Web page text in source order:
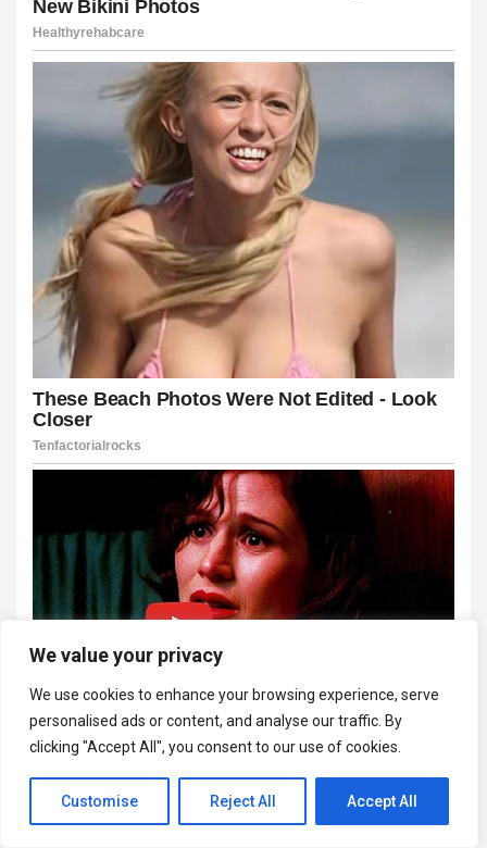
We value your privacy
We use cookies to enhance your browsing experience, serve
personalised ads or content, and analyse our traffic. By
clicking "Accept All", you consent to our use of cookies.
Customise Reject All Accept All